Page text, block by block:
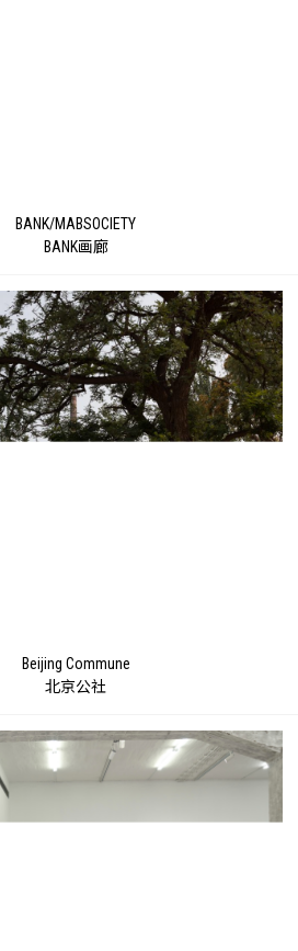
BANK/MABSOCIETY
BANK画廊
Beijing Commune
北京公社